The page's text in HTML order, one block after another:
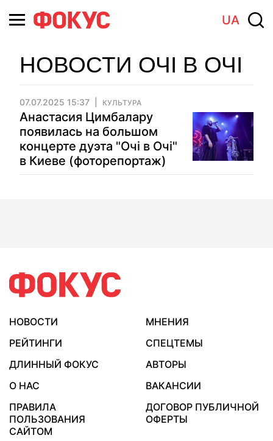
UA
НОВОСТИ ОЧІ В ОЧІ
07.07.2025 15:37 КУЛЬТУРА
Анастасия Цимбалару
появилась на большом
концерте дуэта "Очі в Очі"
в Киеве (фоторепортаж)
НОВОСТИ
МНЕНИЯ
РЕЙТИНГИ
СПЕЦТЕМЫ
ДЛИННЫЙ ФОКУС
АВТОРЫ
О НАС
ВАКАНСИИ
ПРАВИЛА
ПОЛЬЗОВАНИЯ
САЙТОМ
ДОГОВОР ПУБЛИЧНОЙ
ОФЕРТЫ